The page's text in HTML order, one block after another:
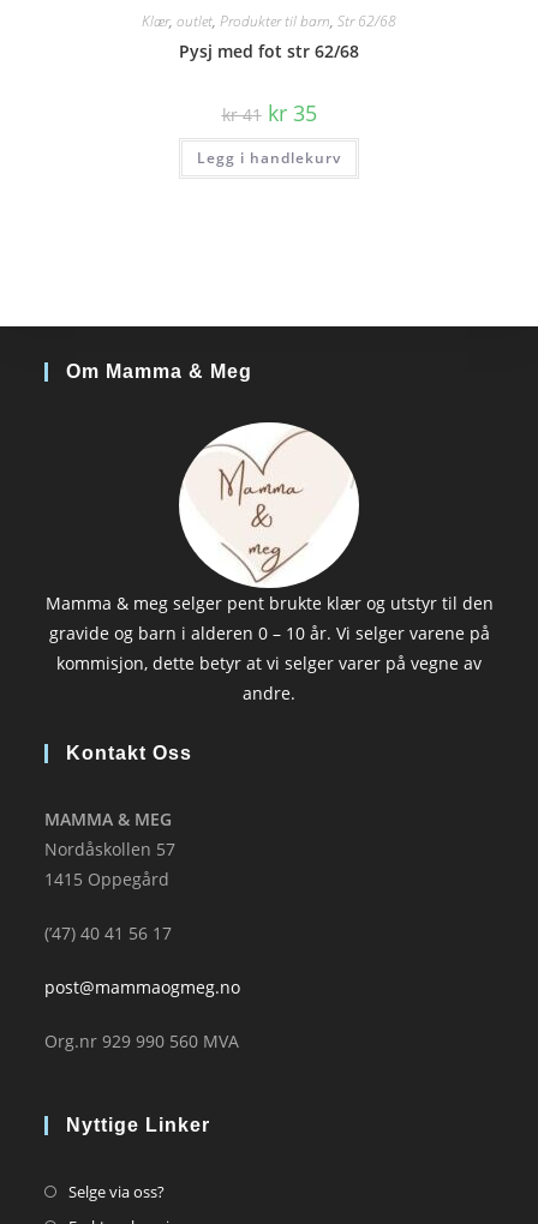
Klær, outlet, Produkter til barn, Str 62/68
Pysj med fot str 62/68
kr41 Opprinnelig
pris
var:
kr 41.
kr35Nåværende
pris
er:
kr 35.
Legg i handlekurv
Om Mamma & Meg
Mamma & meg selger pent brukte klær og utstyr til den
gravide og barn i alderen 0 – 10 år. Vi selger varene på
kommisjon, dette betyr at vi selger varer på vegne av
andre.
Kontakt Oss
MAMMA & MEG
Nordåskollen 57
1415 Oppegård
(’47) 40 41 56 17
post@mammaogmeg.no
Org.nr 929 990 560 MVA
Nyttige Linker
Selge via oss?Opens
in